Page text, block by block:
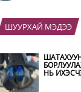
ШУУРХАЙ МЭДЭЭ
НЬ